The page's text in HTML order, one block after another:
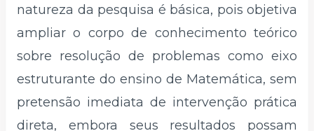
natureza da pesquisa é básica, pois objetiva
ampliar o corpo de conhecimento teórico
sobre resolução de problemas como eixo
estruturante do ensino de Matemática, sem
pretensão imediata de intervenção prática
direta, embora seus resultados possam